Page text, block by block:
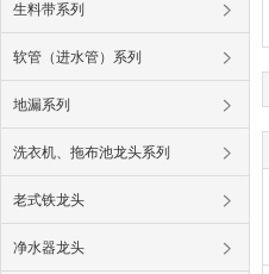
生料带系列
软管（进水管）系列
地漏系列
洗衣机、拖布池龙头系列
老式铁龙头
净水器龙头